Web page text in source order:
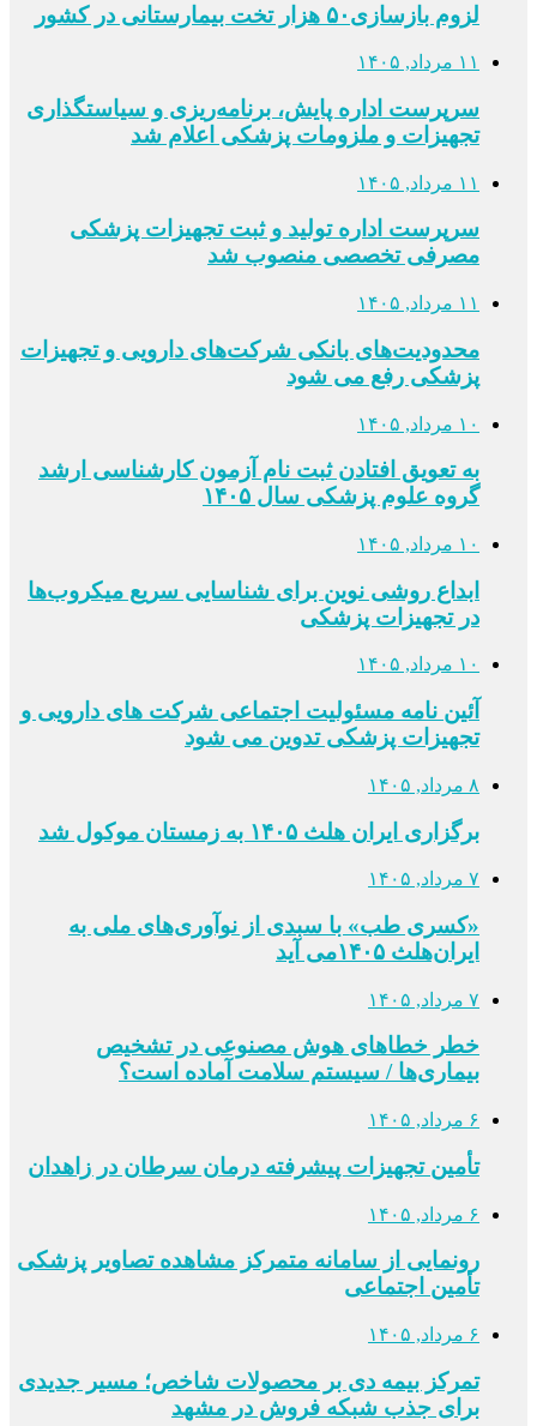
لزوم بازسازی۵۰ هزار تخت بیمارستانی در کشور
۱۱ مرداد, ۱۴۰۵
سرپرست اداره پایش، برنامه‌ریزی و سیاستگذاری
تجهیزات و ملزومات پزشکی اعلام شد
۱۱ مرداد, ۱۴۰۵
سرپرست اداره تولید و ثبت تجهیزات پزشکی
مصرفی تخصصی منصوب شد
۱۱ مرداد, ۱۴۰۵
محدودیت‌های بانکی شرکت‌های دارویی و تجهیزات
پزشکی رفع می شود
۱۰ مرداد, ۱۴۰۵
به تعویق افتادن ثبت نام آزمون کارشناسی ارشد
گروه علوم پزشکی سال ۱۴۰۵
۱۰ مرداد, ۱۴۰۵
ابداع روشی نوین برای شناسایی سریع میکروب‌ها
در تجهیزات پزشکی
۱۰ مرداد, ۱۴۰۵
آئین نامه مسئولیت اجتماعی شرکت های دارویی و
تجهیزات پزشکی تدوین می شود
۸ مرداد, ۱۴۰۵
برگزاری ایران هلث ۱۴۰۵ به زمستان موکول شد
۷ مرداد, ۱۴۰۵
«کسری طب» با سبدی از نوآوری‌های ملی به
ایران‌هلث ۱۴۰۵می‌ آید
۷ مرداد, ۱۴۰۵
خطر خطاهای هوش مصنوعی در تشخیص
بیماری‌ها / سیستم سلامت آماده است؟
۶ مرداد, ۱۴۰۵
تأمین تجهیزات پیشرفته درمان سرطان در زاهدان
۶ مرداد, ۱۴۰۵
رونمایی از سامانه متمرکز مشاهده تصاویر پزشکی
تأمین اجتماعی
۶ مرداد, ۱۴۰۵
تمرکز بیمه دی بر محصولات شاخص؛ مسیر جدیدی
برای جذب شبکه فروش در مشهد